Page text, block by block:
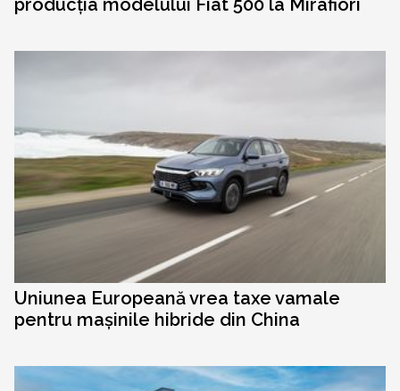
Uniunea Europeană vrea taxe vamale
pentru mașinile hibride din China